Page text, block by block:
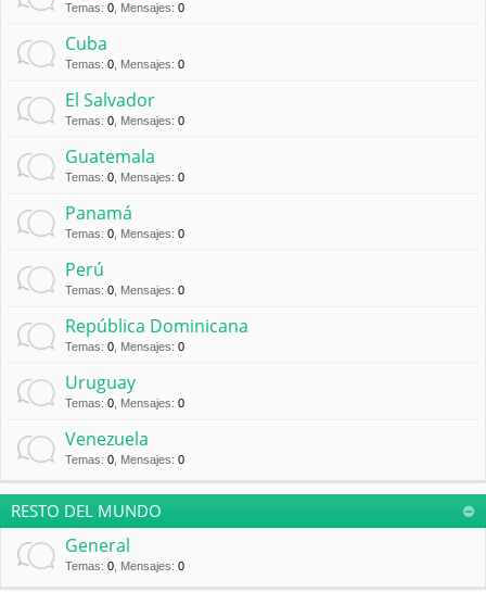
Temas: 0 Mensajes: 0
Cuba
Temas: 0 Mensajes: 0
El Salvador
Temas: 0 Mensajes: 0
Guatemala
Temas: 0 Mensajes: 0
Panamá
Temas: 0 Mensajes: 0
Perú
Temas: 0 Mensajes: 0
República Dominicana
Temas: 0 Mensajes: 0
Uruguay
Temas: 0 Mensajes: 0
Venezuela
Temas: 0 Mensajes: 0
RESTO DEL MUNDO
General
Temas: 0 Mensajes: 0